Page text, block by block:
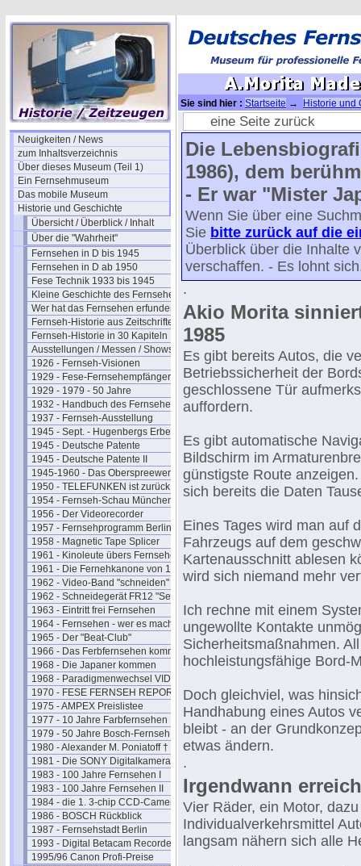
Neuigkeiten / News
zum Inhaltsverzeichnis
Über dieses Museum (Teil 1)
Ein Fernsehmuseum
Das mobile Museum
Historie und Geschichte
Übersicht / Überblick / Inhalt
Über die "Wahrheit"
Fernsehen in D bis 1945
Fernsehen in D ab 1950
Fese Technik 1933 bis 1945
Kleine Geschichte des Fernsehens
Wer hat das Fernsehen erfunden?
Fernseh-Historie aus Zeitschriften
Fernseh-Historie in 30 Kapiteln
Ausstellungen / Messen / Shows
1926 - Fernseh-Visionen
1929 - Fese-Fernsehempfänger
1929 - 1979 - 50 Jahre
1932 - Handbuch des Fernsehens
1937 - Fernseh-Ausstellung
1945 - Sept. - Hugenbergs Erbe
1945 - Deutsche Patente
1945 - Deutsche Patente II
1945-1960 - Das Oberspreewerk
1950 - TELEFUNKEN ist zurück
1954 - Fernseh-Schau München
1956 - Der Videorecorder
1957 - Fernsehprogramm Berlin
1958 - Magnetic Tape Splicer
1961 - Kinoleute übers Fernsehen
1961 - Die Fernehkanone von 1936
1962 - Video-Band "schneiden"
1962 - Schneidegerät FR12 "Senior"
1963 - Eintritt frei Fernsehen
1964 - Fernsehen - wer es macht
1965 - Der "Beat-Club"
1966 - Das Ferbfernsehen kommt
1968 - Die Japaner kommen
1968 - Paradigmenwechsel VIDEO
1970 - FESE FERNSEH REPORT
1975 - AMPEX Preislistee
1977 - 10 Jahre Farbfernsehen
1979 - 50 Jahre Bosch-Fernseh
1980 - Alexander M. Poniatoff †
1981 - Die SONY Digitalkamera
1983 - 100 Jahre Fernsehen I
1983 - 100 Jahre Fernsehen II
1984 - die 1. 3-chip CCD-Camera
1986 - BOSCH Rückblick
1987 - Fernsehstadt Berlin
1993 - Digital Betacam Recorder
1995/96 Canon Profi-Preise
Sie sind hier : Startseite →
Historie und
(SONY)→ A.Morita Made in Japan - 25
eine Seite zurück
Die
1986), dem
- Er war "Mister
Wenn Sie über eine
Sie bitte zurück auf die
Überblick über die Inhalte
verschaffen. - Es lohnt
.
Akio Morita
1985
Es gibt bereits Autos, die
Betriebssicherheit der
geschlossene Tür
auffordern.
Es gibt automatische
Bildschirm im
günstigste Route
sich bereits die Daten
Eines Tages wird man auf
Fahrzeugs auf dem
Kartenausschnitt ablesen
wird sich niemand mehr
Ich rechne mit einem
ungewollte Kontakte
Sicherheitsmaßnahmen.
hochleistungsfähige Bord-
Doch gleichviel, was
Handhabung eines Autos
bleibt - an der
etwas ändern.
.
Irgendwann
Vier Räder, ein Motor,
Individualverkehrsmittel
langsam nähern sich alle